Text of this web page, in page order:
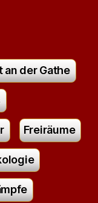
an der Gathe
Freiräume